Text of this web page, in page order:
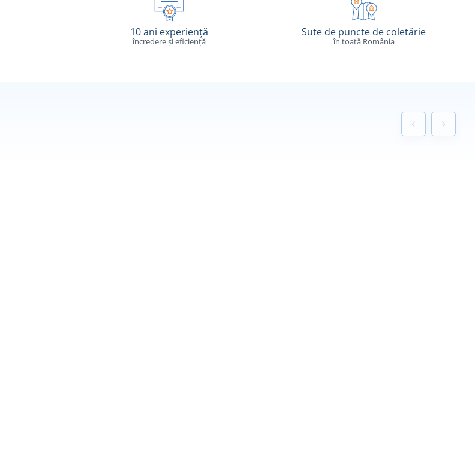
10 ani experiență
încredere și eficiență
Sute de puncte de coletărie
în toată România